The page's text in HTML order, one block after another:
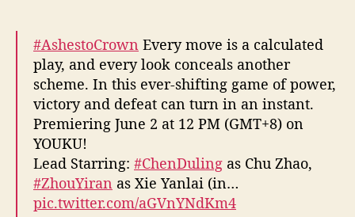
#AshestoCrown Every move is a calculated
play, and every look conceals another
scheme. In this ever-shifting game of power,
victory and defeat can turn in an instant.
Premiering June 2 at 12 PM (GMT+8) on
YOUKU!
Lead Starring: #ChenDuling as Chu Zhao,
#ZhouYiran as Xie Yanlai (in…
pic.twitter.com/aGVnYNdKm4